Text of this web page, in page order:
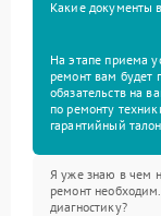
Какие документы
На этапе приема
ремонт вам будет
обязательств на
по ремонту
гарантийный талон.
Я уже знаю в чем
ремонт
диагностику?